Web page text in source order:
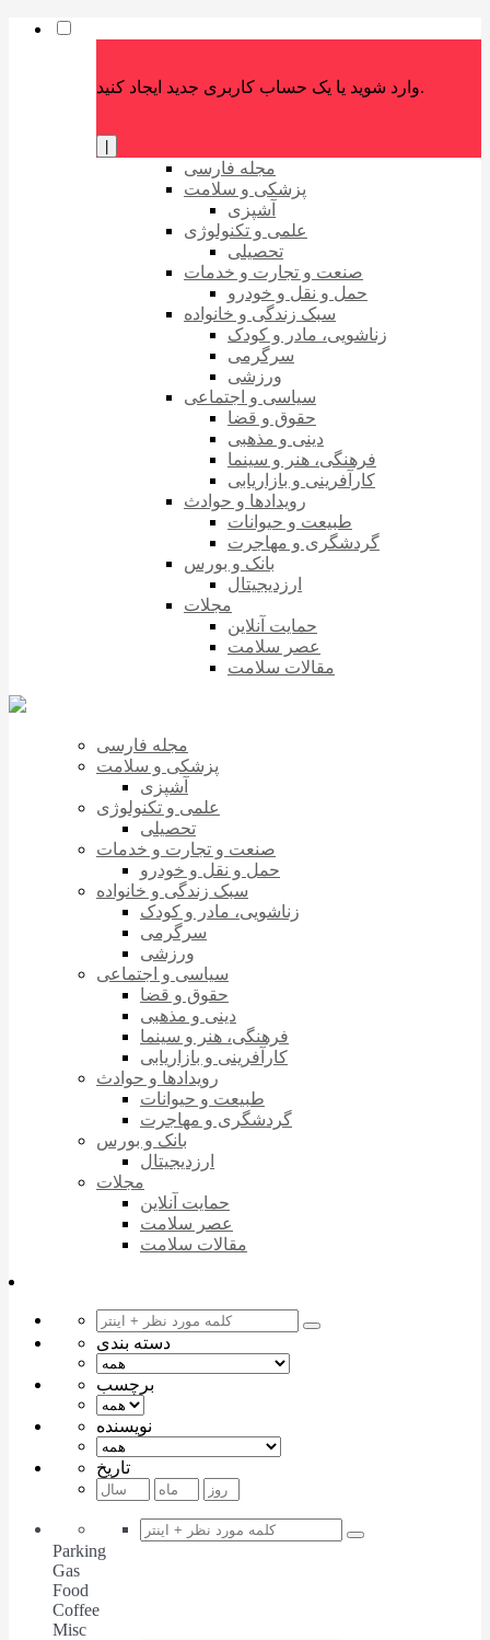
وارد شوید یا یک حساب کاربری جدید ایجاد کنید.
مجله فارسی
پزشکی و سلامت
آشپزی
علمی و تکنولوژی
تحصیلی
صنعت و تجارت و خدمات
حمل و نقل و خودرو
سبک زندگی و خانواده
زناشویی، مادر و کودک
سرگرمی
ورزشی
سیاسی و اجتماعی
حقوق و قضا
دینی و مذهبی
فرهنگی، هنر و سینما
کارآفرینی و بازاریابی
رویدادها و حوادث
طبیعت و حیوانات
گردشگری و مهاجرت
بانک و بورس
ارزدیجیتال
مجلات
حمایت آنلاین
عصر سلامت
مقالات سلامت
مجله فارسی
پزشکی و سلامت
آشپزی
علمی و تکنولوژی
تحصیلی
صنعت و تجارت و خدمات
حمل و نقل و خودرو
سبک زندگی و خانواده
زناشویی، مادر و کودک
سرگرمی
ورزشی
سیاسی و اجتماعی
حقوق و قضا
دینی و مذهبی
فرهنگی، هنر و سینما
کارآفرینی و بازاریابی
رویدادها و حوادث
طبیعت و حیوانات
گردشگری و مهاجرت
بانک و بورس
ارزدیجیتال
مجلات
حمایت آنلاین
عصر سلامت
مقالات سلامت
دسته بندی
برچسب
نویسنده
تاریخ
Parking
Gas
Food
Coffee
Misc